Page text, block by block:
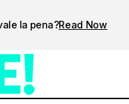
la pena?Read Now